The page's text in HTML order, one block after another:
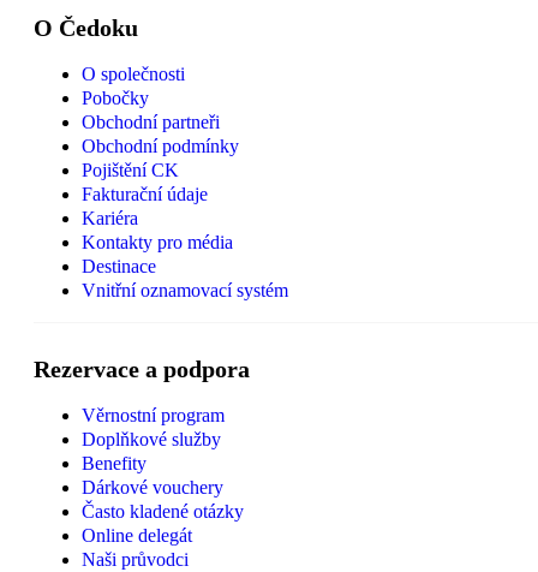
O Čedoku
O společnosti
Pobočky
Obchodní partneři
Obchodní podmínky
Pojištění CK
Fakturační údaje
Kariéra
Kontakty pro média
Destinace
Vnitřní oznamovací systém
Rezervace a podpora
Věrnostní program
Doplňkové služby
Benefity
Dárkové vouchery
Často kladené otázky
Online delegát
Naši průvodci